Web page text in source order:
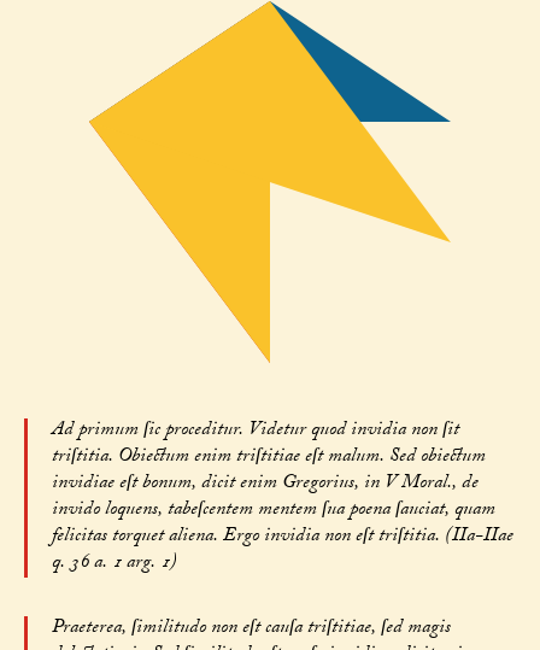
Ad primum ſic proceditur. Videtur quod invidia non ſit
triſtitia. Obiectum enim triſtitiae eſt malum. Sed obiectum
invidiae eſt bonum, dicit enim Gregorius, in V Moral., de
invido loquens, tabeſcentem mentem ſua poena ſauciat, quam
felicitas torquet aliena. Ergo invidia non eſt triſtitia. (IIa-IIae
q. 36 a. 1 arg. 1)
Praeterea, ſimilitudo non eſt cauſa triſtitiae, ſed magis